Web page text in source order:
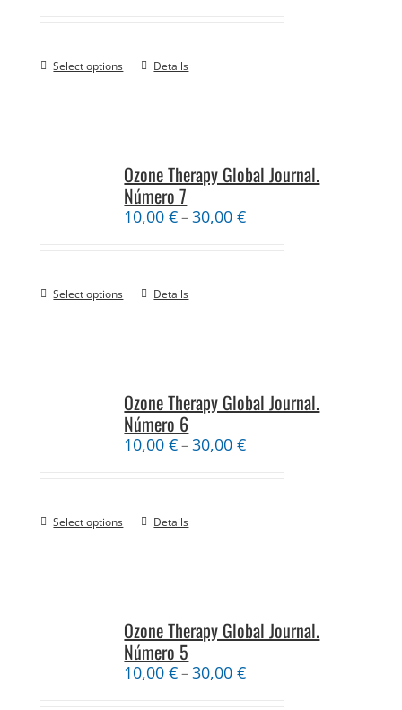
Select options Details
Ozone Therapy Global Journal.
Número 7
10,00€–30,00€
Select options Details
Ozone Therapy Global Journal.
Número 6
10,00€–30,00€
Select options Details
Ozone Therapy Global Journal.
Número 5
10,00€–30,00€